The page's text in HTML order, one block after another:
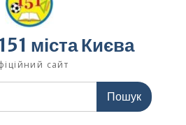
міста Києва
сайт